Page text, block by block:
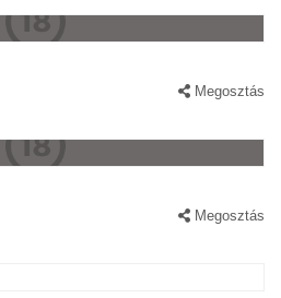
Megosztás
Megosztás